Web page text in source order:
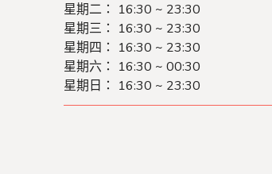
星期二： 16:30 ~ 23:30
星期三： 16:30 ~ 23:30
星期四： 16:30 ~ 23:30
星期六： 16:30 ~ 00:30
星期日： 16:30 ~ 23:30